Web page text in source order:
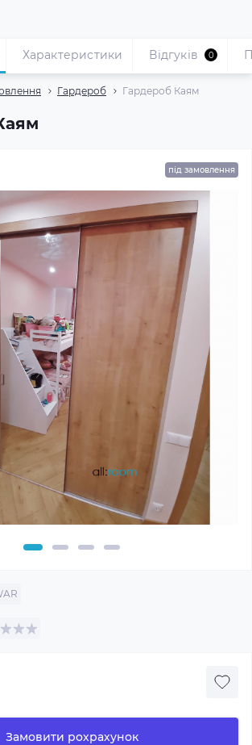
Гардероб Гардероб Каям
Характеристики Відгуків 0
під замовлення
Замовити рохрахунок